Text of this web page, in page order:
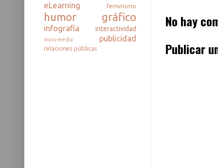
No hay
Publicar
eLearning feminismo
humor gráfico
infografía interactividad
mass-media publicidad
relaciones públicas